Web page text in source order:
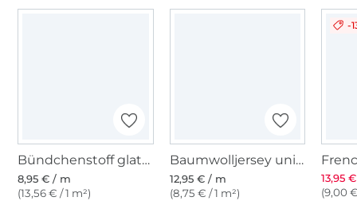
Bündchenstoff glatt, dunkelblau
8,95 € / m
(13,56 € / 1 m²)
Baumwolljersey uni, nachtblau
12,95 € / m
(8,75 € / 1 m²)
-
13,95
(9,00